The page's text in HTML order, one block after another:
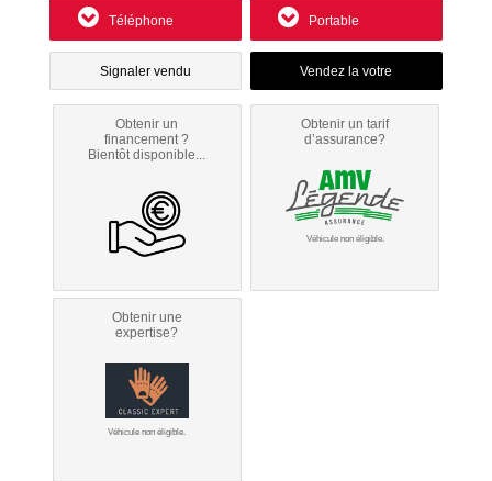
Téléphone Portable
Signaler vendu
Obtenir un
financement ?
Bientôt disponible...
Obtenir un tarif
d’assurance?
Véhicule non éligible.
Obtenir une
expertise?
Véhicule non éligible.